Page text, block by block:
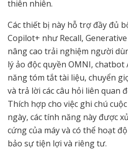
thiên nhiên.
Các thiết bị này hỗ trợ đầy đủ
Copilot+ như Recall,
nâng cao trải nghiệm người
lý ảo độc quyền OMNI,
năng tóm tắt tài liệu, chuyển
và trả lời các câu hỏi liên quan
Thích hợp cho việc ghi chú
ngày, các tính năng này được
cứng của máy và có thể hoạt
bảo sự tiện lợi và riêng tư.